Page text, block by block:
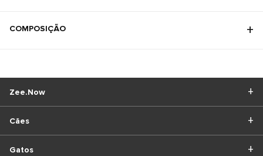
COMPOSIÇÃO
Cães
Gatos
Zee.Now